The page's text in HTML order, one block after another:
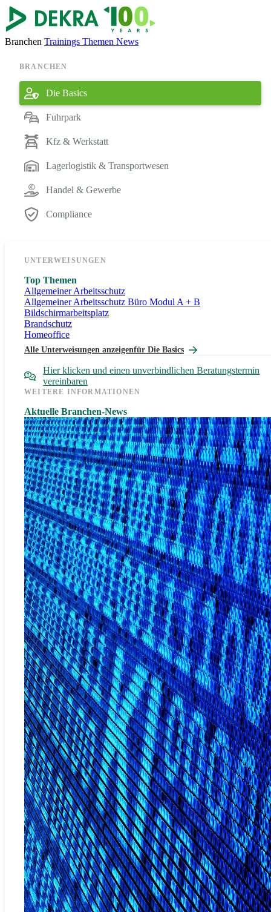
Branchen Trainings Themen News
BRANCHEN
Die Basics
Fuhrpark
Kfz & Werkstatt
Lagerlogistik & Transportwesen
Handel & Gewerbe
Compliance
UNTERWEISUNGEN
Top Themen
Allgemeiner Arbeitsschutz
Allgemeiner Arbeitsschutz Büro Modul A + B
Bildschirmarbeitsplatz
Brandschutz
Homeoffice
Alle Unterweisungen anzeigenfür Die Basics
Hier klicken und einen unverbindlichen Beratungstermin
vereinbaren
WEITERE INFORMATIONEN
Aktuelle Branchen-News